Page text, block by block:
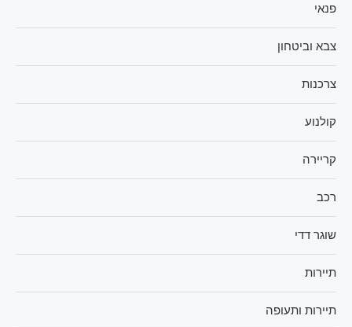
פנאי
צבא וביטחון
צרכנות
קולנוע
קריירה
רכב
שוגר דדי
תיירות
תיירות ותעופה